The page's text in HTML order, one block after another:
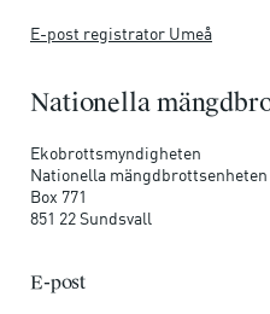
E-post registrator Umeå
Nationella
Ekobrottsmyndigheten
Nationella mängdbrottsenheten
Box 771
851 22 Sundsvall
E-post